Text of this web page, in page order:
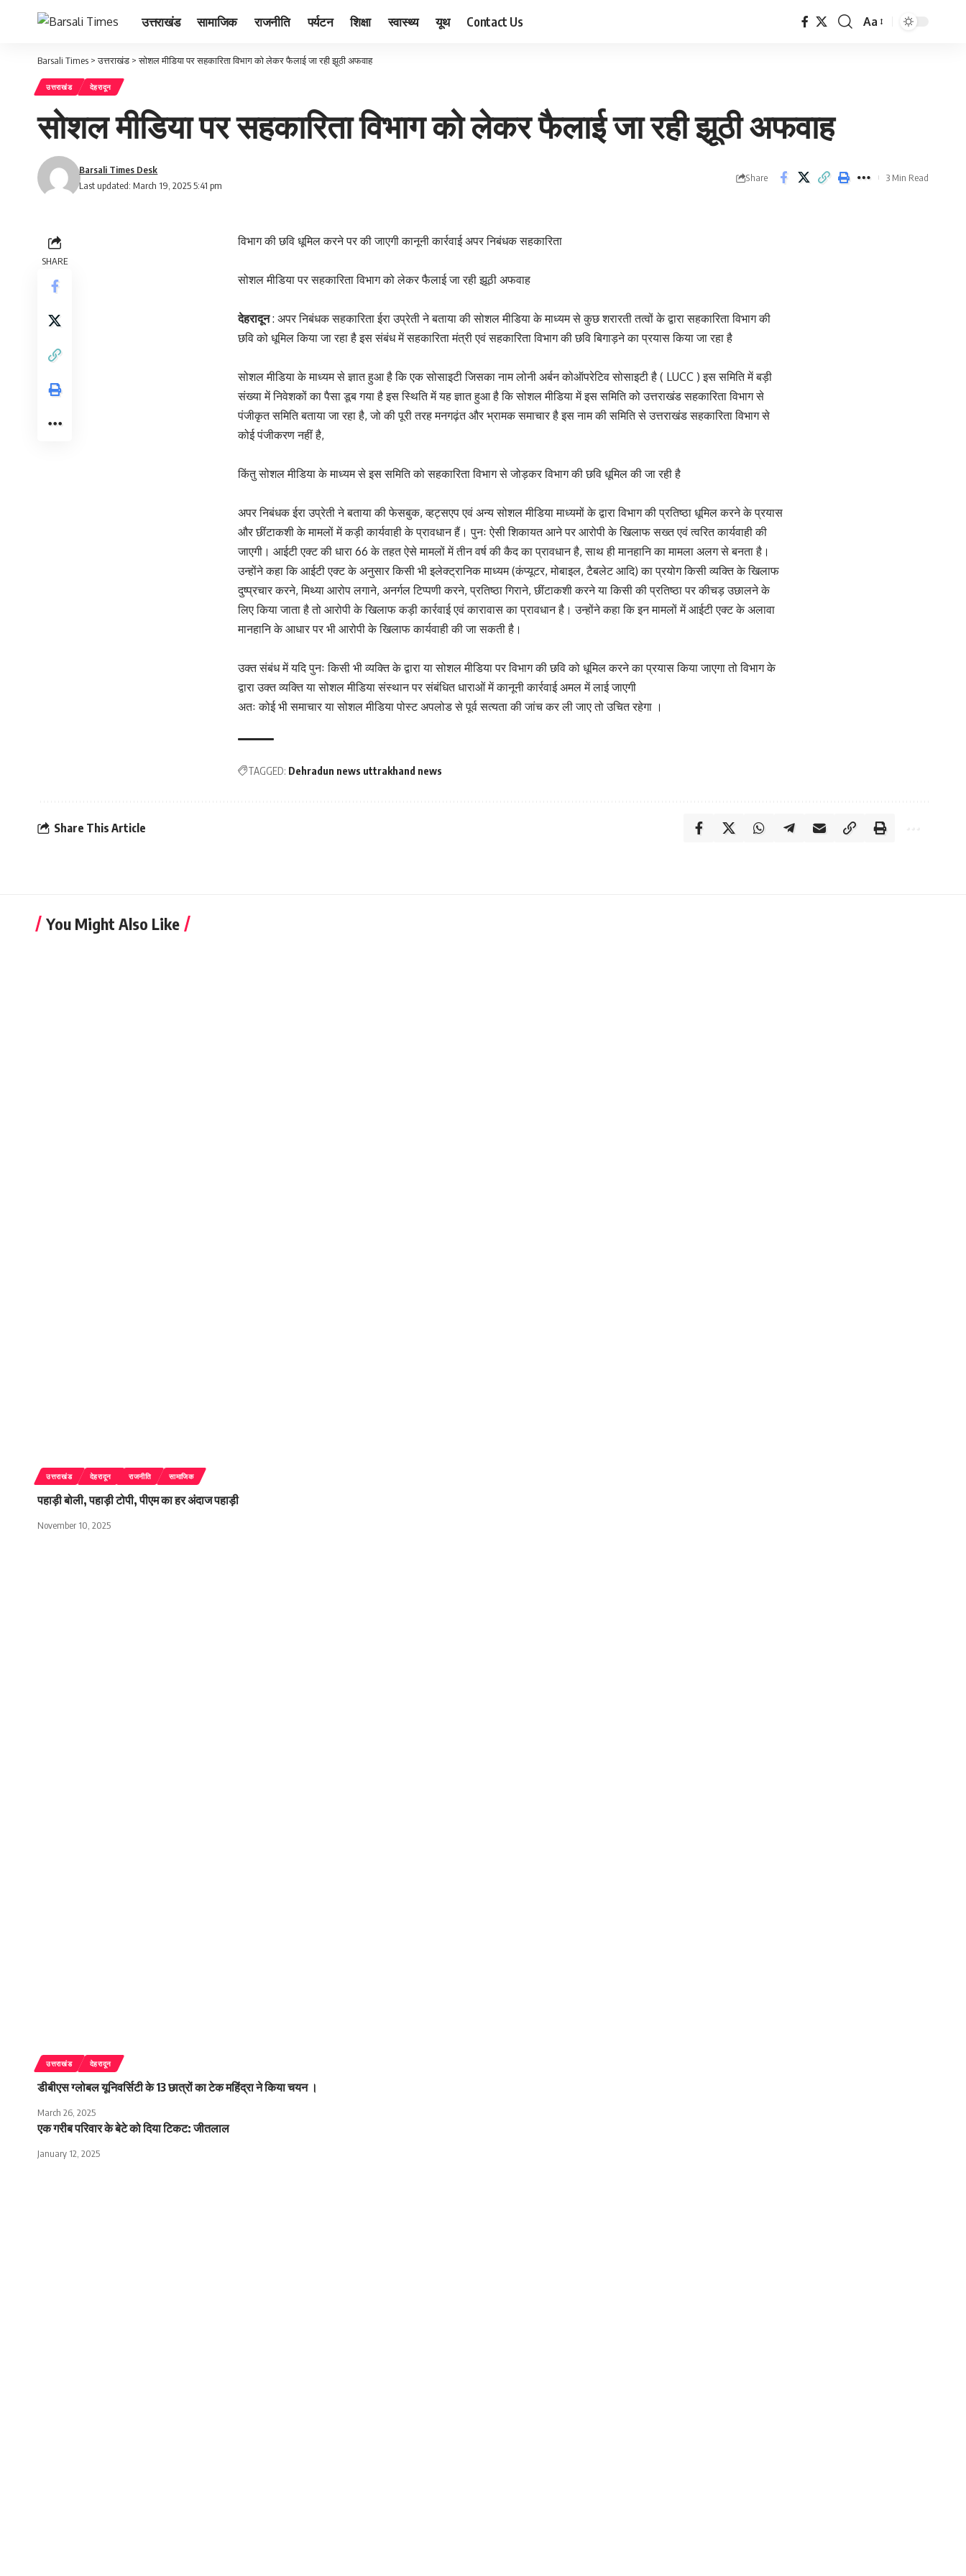
उत्तराखंड सामाजिक राजनीति पर्यटन शिक्षा स्वास्थ्य यूथ Contact Us
Font
Aa
Barsali Times >उत्तराखंड >सोशल मीडिया पर सहकारिता विभाग को लेकर फैलाई जा रही झूठी अफवाह
उत्तराखंड देहरादून
सोशल मीडिया पर सहकारिता विभाग को लेकर फैलाई जा रही झूठी अफवाह
Last updated: March 19, 2025 5:41 pm
Barsali Times Desk
Share 3 Min Read
SHARE
विभाग की छवि धूमिल करने पर की जाएगी कानूनी कार्रवाई अपर निबंधक सहकारिता
सोशल मीडिया पर सहकारिता विभाग को लेकर फैलाई जा रही झूठी अफवाह
देहरादून: अपर निबंधक सहकारिता ईरा उप्रेती ने बताया की सोशल मीडिया के माध्यम से कुछ शरारती तत्वों के द्वारा सहकारिता विभाग की
छवि को धूमिल किया जा रहा है इस संबंध में सहकारिता मंत्री एवं सहकारिता विभाग की छवि बिगाड़ने का प्रयास किया जा रहा है
सोशल मीडिया के माध्यम से ज्ञात हुआ है कि एक सोसाइटी जिसका नाम लोनी अर्बन कोऑपरेटिव सोसाइटी है ( LUCC ) इस समिति में बड़ी
संख्या में निवेशकों का पैसा डूब गया है इस स्थिति में यह ज्ञात हुआ है कि सोशल मीडिया में इस समिति को उत्तराखंड सहकारिता विभाग से
पंजीकृत समिति बताया जा रहा है, जो की पूरी तरह मनगढ़ंत और भ्रामक समाचार है इस नाम की समिति से उत्तराखंड सहकारिता विभाग से
कोई पंजीकरण नहीं है,
किंतु सोशल मीडिया के माध्यम से इस समिति को सहकारिता विभाग से जोड़कर विभाग की छवि धूमिल की जा रही है
अपर निबंधक ईरा उप्रेती ने बताया की फेसबुक, व्हट्सएप एवं अन्य सोशल मीडिया माध्यमों के द्वारा विभाग की प्रतिष्ठा धूमिल करने के प्रयास
और छींटाकशी के मामलों में कड़ी कार्यवाही के प्रावधान हैं। पुनः ऐसी शिकायत आने पर आरोपी के खिलाफ सख्त एवं त्वरित कार्यवाही की
जाएगी। आईटी एक्ट की धारा 66 के तहत ऐसे मामलों में तीन वर्ष की कैद का प्रावधान है, साथ ही मानहानि का मामला अलग से बनता है।
उन्होंने कहा कि आईटी एक्ट के अनुसार किसी भी इलेक्ट्रानिक माध्यम (कंप्यूटर, मोबाइल, टैबलेट आदि) का प्रयोग किसी व्यक्ति के खिलाफ
दुष्प्रचार करने, मिथ्या आरोप लगाने, अनर्गल टिप्पणी करने, प्रतिष्ठा गिराने, छींटाकशी करने या किसी की प्रतिष्ठा पर कीचड़ उछालने के
लिए किया जाता है तो आरोपी के खिलाफ कड़ी कार्रवाई एवं कारावास का प्रावधान है। उन्होंने कहा कि इन मामलों में आईटी एक्ट के अलावा
मानहानि के आधार पर भी आरोपी के खिलाफ कार्यवाही की जा सकती है।
उक्त संबंध में यदि पुनः किसी भी व्यक्ति के द्वारा या सोशल मीडिया पर विभाग की छवि को धूमिल करने का प्रयास किया जाएगा तो विभाग के
द्वारा उक्त व्यक्ति या सोशल मीडिया संस्थान पर संबंधित धाराओं में कानूनी कार्रवाई अमल में लाई जाएगी
अतः कोई भी समाचार या सोशल मीडिया पोस्ट अपलोड से पूर्व सत्यता की जांच कर ली जाए तो उचित रहेगा ।
TAGGED: Dehradun news uttrakhand news
Share This Article
You Might Also Like
उत्तराखंड देहरादून राजनीति सामाजिक
पहाड़ी बोली, पहाड़ी टोपी, पीएम का हर अंदाज पहाड़ी
November 10, 2025
उत्तराखंड देहरादून
डीबीएस ग्लोबल यूनिवर्सिटी के 13 छात्रों का टेक महिंद्रा ने किया चयन ।
March 26, 2025
एक गरीब परिवार के बेटे को दिया टिकट: जीतलाल
January 12, 2025